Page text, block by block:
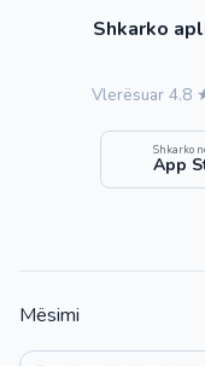
Shkarko
Vlerësuar 4.8
Shkarko
App
Mësimi